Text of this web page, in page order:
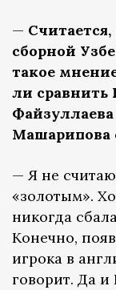
—
сборной
такое
ли
Файзуллаева
Машарипова
— Я не
«золотым».
никогда
Конечно,
игрока в
говорит. Да